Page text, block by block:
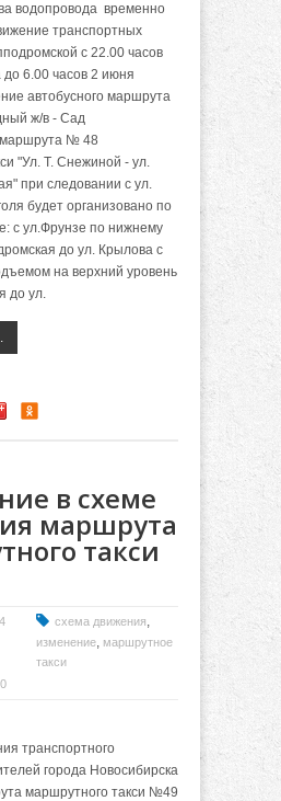
водопровода временно
транспортных
с 22.00 часов
6.00 часов 2 июня
автобусного маршрута
ж/в - Сад
маршрута № 48
"Ул. Т. Снежиной - ул.
при следовании с ул.
будет организовано по
с ул.Фрунзе по нижнему
до ул. Крылова с
на верхний уровень
до ул.
в схеме
маршрута
такси
схема движения
изменение маршрутное
такси
транспортного
города Новосибирска
маршрутного такси №49